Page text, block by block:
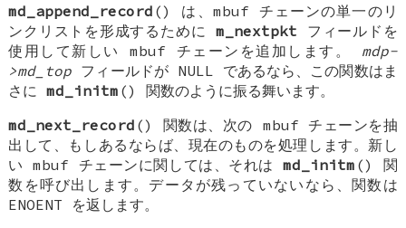
md_append_record () は、mbuf チェーンの単一のリ
ンクリストを形成するためにm_nextpkt フィールドを
使用して新しい mbuf チェーンを追加します。 mdp-
>md_top フィールドが NULL であるなら、この関数はま
さにmd_initm () 関数のように振る舞います。
md_next_record () 関数は、次の mbuf チェーンを抽
出して、もしあるならば、現在のものを処理します。新し
い mbuf チェーンに関しては、それはmd_initm () 関
数を呼び出します。データが残っていないなら、関数は
ENOENT を返します。